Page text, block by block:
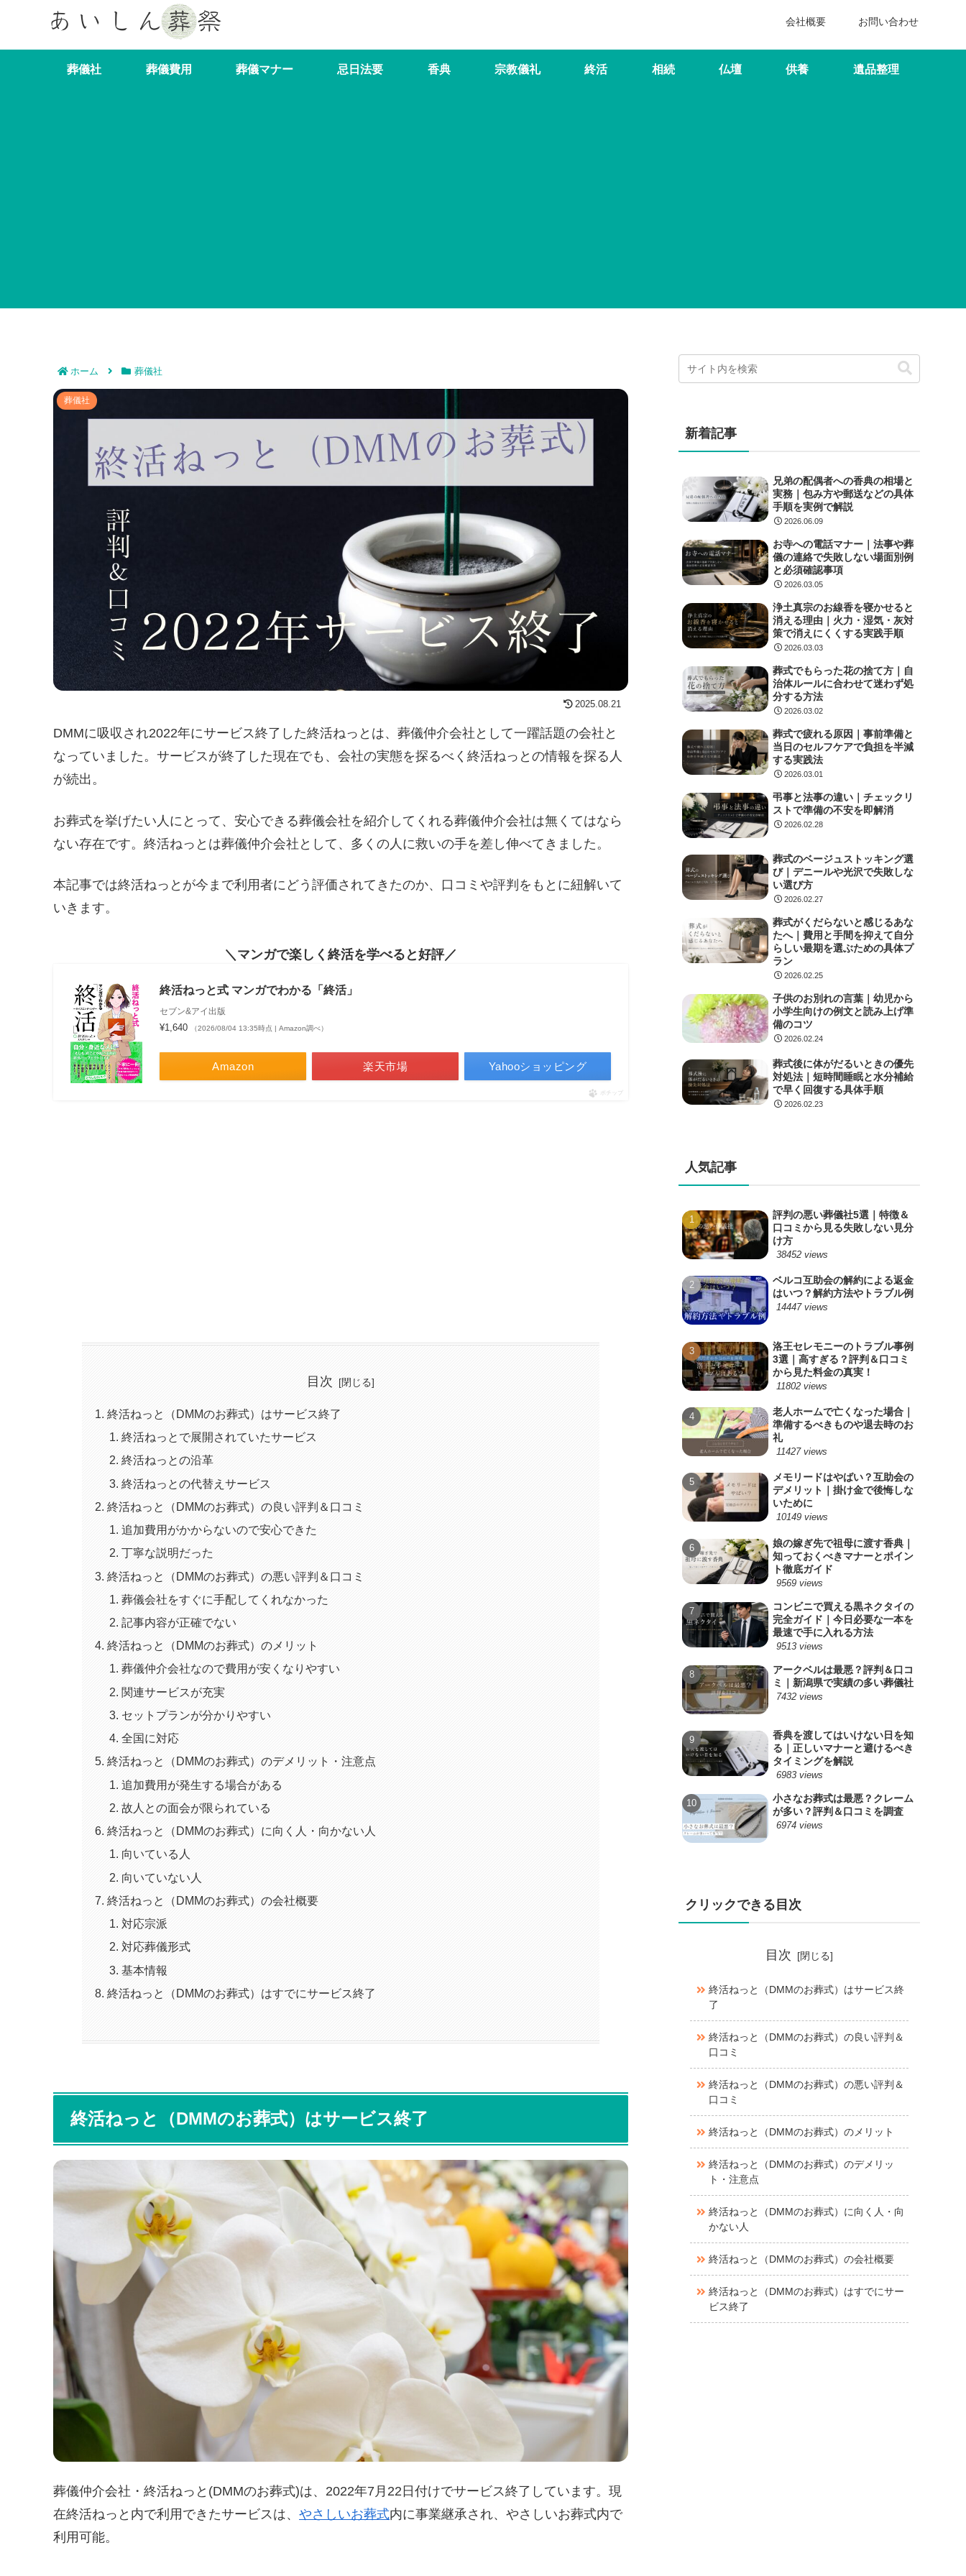
会社概要 お問い合わせ
葬儀社 葬儀費用 葬儀マナー 忌日法要 香典 宗教儀礼 終活 相続 仏壇 供養 遺品整理
ホーム 葬儀社
葬儀社
2025.08.21
DMMに吸収され2022年にサービス終了した終活ねっとは、葬儀仲介会社として一躍話題の会社と
なっていました。サービスが終了した現在でも、会社の実態を探るべく終活ねっとの情報を探る人
が続出。
お葬式を挙げたい人にとって、安心できる葬儀会社を紹介してくれる葬儀仲介会社は無くてはなら
ない存在です。終活ねっとは葬儀仲介会社として、多くの人に救いの手を差し伸べてきました。
本記事では終活ねっとが今まで利用者にどう評価されてきたのか、口コミや評判をもとに紐解いて
いきます。
マンガで楽しく終活を学べると好評
終活ねっと式 マンガでわかる「終活」
セブン&アイ出版
¥1,640 （2026/08/04 13:35時点 | Amazon調べ）
Amazon 楽天市場 Yahooショッピング
ポチップ
目次
終活ねっと（DMMのお葬式）はサービス終了
終活ねっとで展開されていたサービス
終活ねっとの沿革
終活ねっとの代替えサービス
終活ねっと（DMMのお葬式）の良い評判＆口コミ
追加費用がかからないので安心できた
丁寧な説明だった
終活ねっと（DMMのお葬式）の悪い評判＆口コミ
葬儀会社をすぐに手配してくれなかった
記事内容が正確でない
終活ねっと（DMMのお葬式）のメリット
葬儀仲介会社なので費用が安くなりやすい
関連サービスが充実
セットプランが分かりやすい
全国に対応
終活ねっと（DMMのお葬式）のデメリット・注意点
追加費用が発生する場合がある
故人との面会が限られている
終活ねっと（DMMのお葬式）に向く人・向かない人
向いている人
向いていない人
終活ねっと（DMMのお葬式）の会社概要
対応宗派
対応葬儀形式
基本情報
終活ねっと（DMMのお葬式）はすでにサービス終了
終活ねっと（DMMのお葬式）はサービス終了
葬儀仲介会社・終活ねっと(DMMのお葬式)は、2022年7月22日付けでサービス終了しています。現
在終活ねっと内で利用できたサービスは、 やさしいお葬式内に事業継承され、やさしいお葬式内で
利用可能。
新着記事
兄弟の配偶者への香典の相場と
実務｜包み方や郵送などの具体
手順を実例で解説
2026.06.09
お寺への電話マナー｜法事や葬
儀の連絡で失敗しない場面別例
と必須確認事項
2026.03.05
浄土真宗のお線香を寝かせると
消える理由｜火力・湿気・灰対
策で消えにくくする実践手順
2026.03.03
葬式でもらった花の捨て方｜自
治体ルールに合わせて迷わず処
分する方法
2026.03.02
葬式で疲れる原因｜事前準備と
当日のセルフケアで負担を半減
する実践法
2026.03.01
弔事と法事の違い｜チェックリ
ストで準備の不安を即解消
2026.02.28
葬式のベージュストッキング選
び｜デニールや光沢で失敗しな
い選び方
2026.02.27
葬式がくだらないと感じるあな
たへ｜費用と手間を抑えて自分
らしい最期を選ぶための具体プ
ラン
2026.02.25
子供のお別れの言葉｜幼児から
小学生向けの例文と読み上げ準
備のコツ
2026.02.24
葬式後に体がだるいときの優先
対処法｜短時間睡眠と水分補給
で早く回復する具体手順
2026.02.23
人気記事
評判の悪い葬儀社5選｜特徴＆
口コミから見る失敗しない見分
け方
38452 views
ベルコ互助会の解約による返金
はいつ？解約方法やトラブル例
14447 views
洛王セレモニーのトラブル事例
3選｜高すぎる？評判＆口コミ
から見た料金の真実！
11802 views
老人ホームで亡くなった場合｜
準備するべきものや退去時のお
礼
11427 views
メモリードはやばい？互助会の
デメリット｜掛け金で後悔しな
いために
10149 views
娘の嫁ぎ先で祖母に渡す香典｜
知っておくべきマナーとポイン
ト徹底ガイド
9569 views
コンビニで買える黒ネクタイの
完全ガイド｜今日必要な一本を
最速で手に入れる方法
9513 views
アークベルは最悪？評判＆口コ
ミ｜新潟県で実績の多い葬儀社
7432 views
香典を渡してはいけない日を知
る｜正しいマナーと避けるべき
タイミングを解説
6983 views
小さなお葬式は最悪？クレーム
が多い？評判＆口コミを調査
6974 views
クリックできる目次
目次
終活ねっと（DMMのお葬式）はサービス終
了
終活ねっと（DMMのお葬式）の良い評判＆
口コミ
終活ねっと（DMMのお葬式）の悪い評判＆
口コミ
終活ねっと（DMMのお葬式）のメリット
終活ねっと（DMMのお葬式）のデメリッ
ト・注意点
終活ねっと（DMMのお葬式）に向く人・向
かない人
終活ねっと（DMMのお葬式）の会社概要
終活ねっと（DMMのお葬式）はすでにサー
ビス終了